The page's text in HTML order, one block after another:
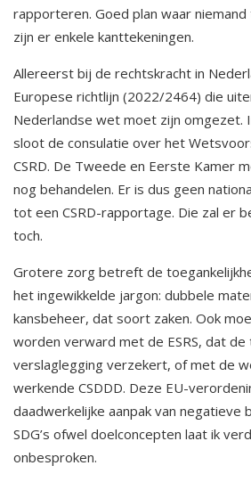
rapporteren. Goed plan waar niemand
zijn er enkele kanttekeningen.
Allereerst bij de rechtskracht in
Europese richtlijn (2022/2464) die
Nederlandse wet moet zijn omgezet.
sloot de consulatie over het
CSRD. De Tweede en Eerste Kamer
nog behandelen. Er is dus geen
tot een CSRD-rapportage. Die zal er
toch.
Grotere zorg betreft de
het ingewikkelde jargon: dubbele
kansbeheer, dat soort zaken. Ook
worden verward met de ESRS, dat
verslaglegging verzekert, of met de
werkende CSDDD. Deze EU-
daadwerkelijke aanpak van negatieve
SDG’s ofwel doelconcepten laat ik
onbesproken.